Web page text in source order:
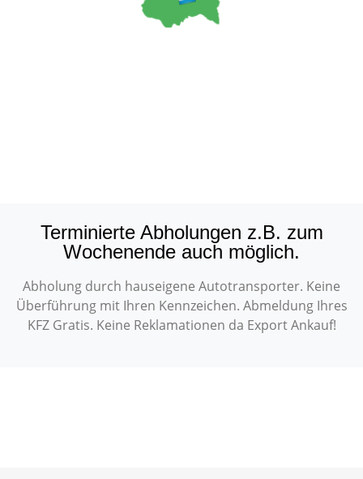
Terminierte Abholungen z.B. zum
Wochenende auch möglich.
Abholung durch hauseigene Autotransporter. Keine
Überführung mit Ihren Kennzeichen. Abmeldung Ihres
KFZ Gratis. Keine Reklamationen da Export Ankauf!